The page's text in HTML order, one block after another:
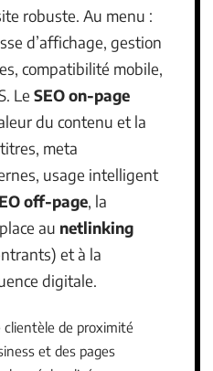
robuste. Au menu :
d’affichage, gestion
compatibilité mobile,
Le SEO on-page
du contenu et la
meta
usage intelligent
off-page, la
au netlinking
et à la
digitale.
clientèle de proximité
et des pages